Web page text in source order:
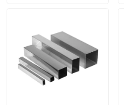
Producten
roestvrij staal om buis